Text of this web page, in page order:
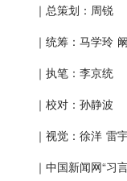
｜总策划：周锐
｜统筹：马学玲
｜执笔：李京统
｜校对：孙静波
｜视觉：徐洋 雷
｜中国新闻网“习